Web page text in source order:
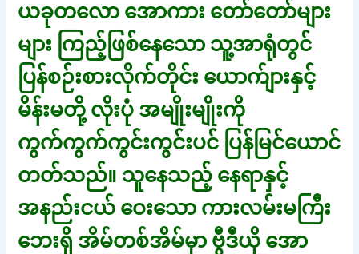
ယခုတလော အောကား တော်တော်များ
များ ကြည့်ဖြစ်နေသော သူ့အာရုံတွင်
ပြန်စဉ်းစားလိုက်တိုင်း ယောက်ျားနှင့်
မိန်းမတို့ လိုးပုံ အမျိုးမျိုးကို
ကွက်ကွက်ကွင်းကွင်းပင် ပြန်မြင်ယောင်
တတ်သည်။ သူနေသည့် နေရာနှင့်
အနည်းငယ် ဝေးသော ကားလမ်းမကြီး
ဘေးရှိ အိမ်တစ်အိမ်မှာ ဗွီဒီယို အော